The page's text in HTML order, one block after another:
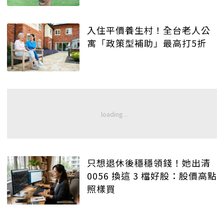
入住平價養生村！全台老人公
寓「政策型補助」最高打5折
只想退休後穩穩領錢！她出清
0056 換這 3 檔好股：股價高點
照樣買